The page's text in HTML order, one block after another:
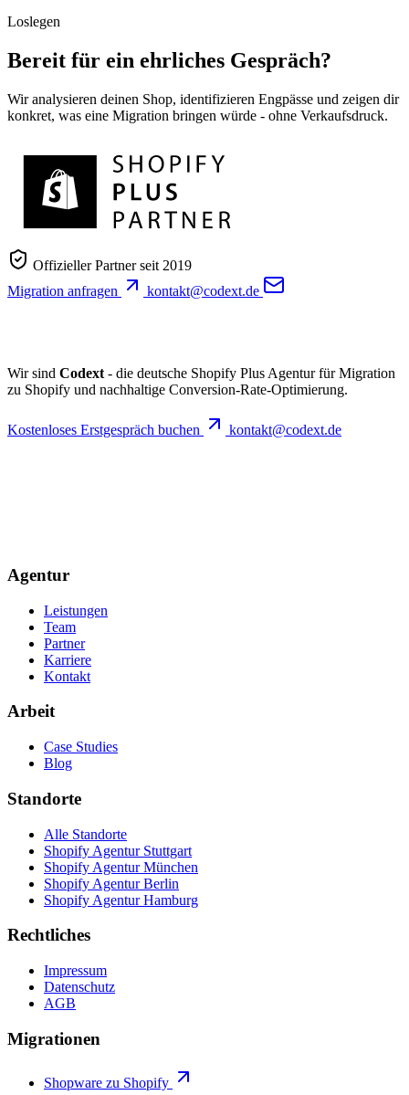
Loslegen
Bereit für ein ehrliches Gespräch?
Wir analysieren deinen Shop, identifizieren Engpässe und zeigen dir
konkret, was eine Migration bringen würde - ohne Verkaufsdruck.
Offizieller Partner seit 2019
Migration anfragen
kontakt@codext.de
Wir sind Codext - die deutsche Shopify Plus Agentur für Migration
zu Shopify und nachhaltige Conversion-Rate-Optimierung.
Kostenloses Erstgespräch buchen kontakt@codext.de
Agentur
Leistungen
Team
Partner
Karriere
Kontakt
Arbeit
Case Studies
Blog
Standorte
Alle Standorte
Shopify Agentur Stuttgart
Shopify Agentur München
Shopify Agentur Berlin
Shopify Agentur Hamburg
Rechtliches
Impressum
Datenschutz
AGB
Migrationen
Shopware zu Shopify